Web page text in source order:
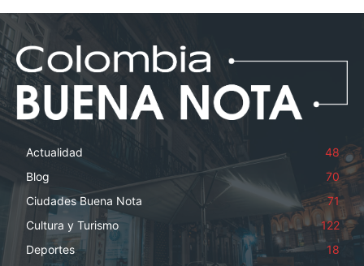
Actualidad
48
Blog
70
Ciudades Buena Nota
71
Cultura y Turismo
122
Deportes
18